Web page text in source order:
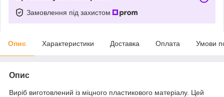
Замовлення під захистом
Опис Характеристики Доставка Оплата Умови
Опис
Виріб виготовлений із міцного пластикового матеріалу. Цей